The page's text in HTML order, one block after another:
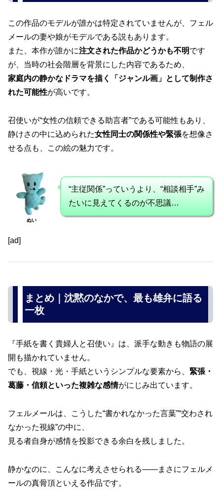
この作品のモデルが誰かは特定されていませんが、フェル
メールの妻や娘がモデルである説もあります。
また、本作が誰かに注文された作品かどうかも不明です
が、当時の社会階層を背景にした内容であるため、
家庭内の静かなドラマを描く「ジャンル画」として制作さ
れた可能性が高いです。
召使いが“女性の信頼できる助言者”である可能性もあり、
静けさの中に込められた女性同士の関係性や緊張を想像さ
せる点も、この絵の魅力です。
ぬい
“主従関係”っていうより、“相談相手”み
たいに見えてくるのが不思議…
[ad]
まとめ｜沈黙のなかで、最も雄弁に語る
一枚
『手紙を書く貴婦人と召使い』は、派手な動きも物語の展
開も描かれていません。
でも、視線・光・手紙というシンプルな要素から、 緊張・
葛藤・信頼といった複雑な感情がにじみ出ています。
フェルメールは、こうした“書かれなかった言葉”“交わされ
なかった視線”の中に、
見る者自身が感情を投影できる余白を残しました。
静かなのに、こんなに考えさせられる――まさにフェルメ
ールの真骨頂といえる作品です。